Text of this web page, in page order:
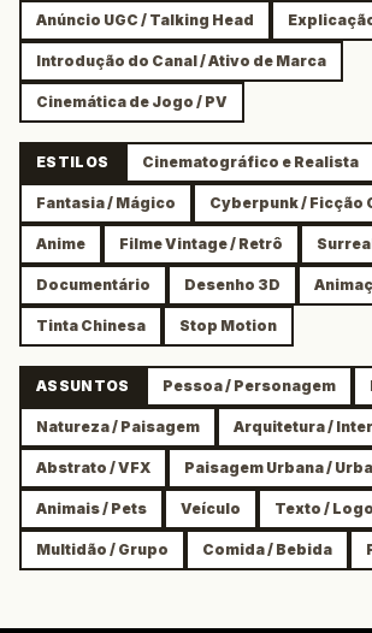
Anúncio UGC / Talking Head
Introdução do Canal / Ativo de Marca
Cinemática de Jogo / PV
ESTILOS Cinematográfico e Realista
Fantasia / Mágico Cyberpunk / Ficção
Anime Filme Vintage / Retrô
Documentário Desenho 3D
Tinta Chinesa Stop Motion
ASSUNTOS Pessoa / Personagem
Natureza / Paisagem Arquitetura /
Abstrato / VFX Paisagem Urbana /
Animais / Pets Veículo Texto /
Multidão / Grupo Comida / Bebida